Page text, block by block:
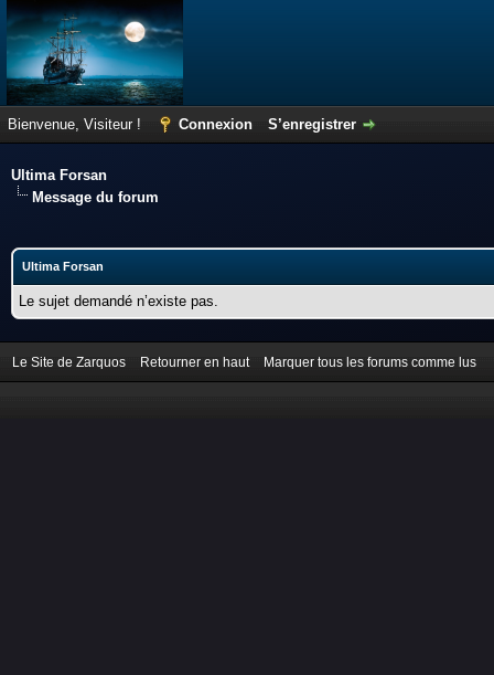
Bienvenue, Visiteur ! Connexion S’enregistrer
Ultima Forsan
Message du forum
Ultima Forsan
Le sujet demandé n’existe pas.
Le Site de Zarquos Retourner en haut Marquer tous les forums comme lus